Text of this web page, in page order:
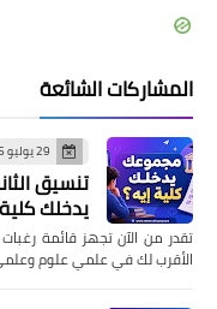
المشاركات الشائعة
29 يوليو 2026
يدخلك
تقدر من الآن تجهز قائمة
الأقرب لك في علمي علوم